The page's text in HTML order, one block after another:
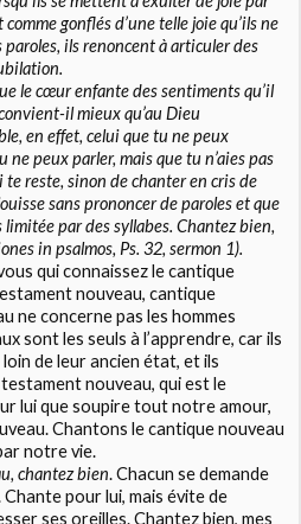
gonflés d’une telle joie qu’ils ne
ils renoncent à articuler des
le cœur enfante des sentiments qu’il
il mieux qu’au Dieu
en effet, celui que tu ne peux
peux parler, mais que tu n’aies pas
te reste, sinon de chanter en cris de
sans prononcer de paroles et que
limitée par des syllabes.Chantez bien,
in psalmos, Ps. 32, sermon 1).
qui connaissez le cantique
nouveau, cantique
ne concerne pas les hommes
sont les seuls à l’apprendre, car ils
de leur ancien état, et ils
nouveau, qui est le
lui que soupire tout notre amour,
Chantons le cantique nouveau
notre vie.
chantez bien. Chacun se demande
pour lui, mais évite de
ses oreilles. Chantez bien, mes